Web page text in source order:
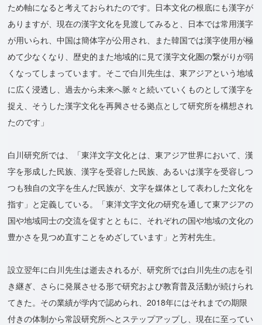
ため軸になると考えておられたのです。日本文化の根底にも漢字が
ありますが、現在の漢字文化を見渡してみると、日本では常用漢字
が用いられ、中国は簡体字が公用され、また韓国では漢字使用が極
めて少なくなり、歴史的また地域的に見て漢字文化圏の繋がりが弱
くなってしまっています。そこで白川先生は、東アジアという地域
に広く浸透し、過去から未来へ脈々と続いていくものとして漢字を
捉え、そうした漢字文化を再興させる拠点として研究所を構想され
たのです」
白川研究所では、「東洋文字文化とは、東アジア世界において、漢
字を形成した民族、漢字を受容した民族、あるいは漢字を受容しつ
つも独自の文字を生んだ民族が、文字を媒体として表わした文化を
指す」と定義している。「東洋文字文化の研究を通して東アジアの
国や地域同士の交流を促すとともに、それぞれの国や地域の文化の
豊かさを見つめ直すことをめざしています」と芳村先生。
設立翌年に白川先生は逝去されるが、研究所では白川先生の志を引
き継ぎ、さらに発展させる形で研究および教育普及活動が続けられ
てきた。その業績が学内で認められ、2018年にはそれまでの期限
付きの体制から常設研究所へとステップアップし、現在に至ってい